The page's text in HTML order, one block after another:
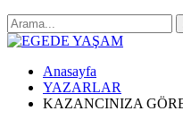
Anasayfa
YAZARLAR
KAZANCINIZA